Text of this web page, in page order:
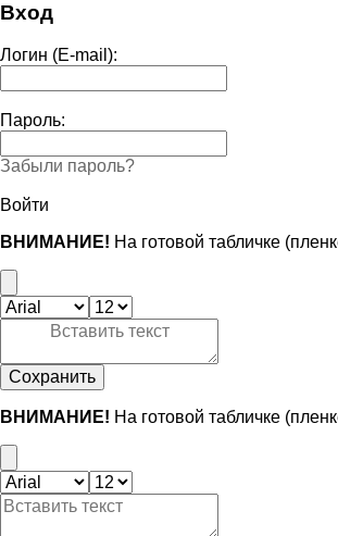
Вход
Логин (E-mail):
Пароль:
Забыли пароль?
Войти
ВНИМАНИЕ! На готовой табличке
Сохранить
ВНИМАНИЕ! На готовой табличке